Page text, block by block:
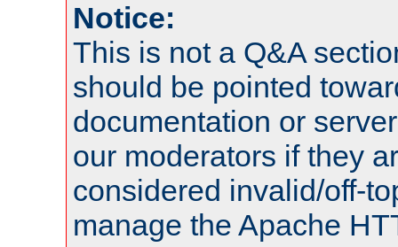
Notice:
This is not a Q&A
should be pointed
documentation or
our moderators if they
considered invalid/off-
manage the Apache